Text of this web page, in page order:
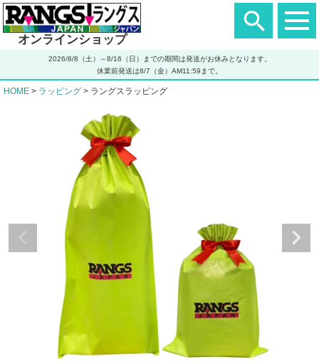
ヘ
ダ
エ
オンラインショップ
2026/8/8（土）～8/16（日）までの期間は発送がお休みとなります。
休業前発送は8/7（金）AM11:59まで。
HOME ラッピング ラングスラッピング